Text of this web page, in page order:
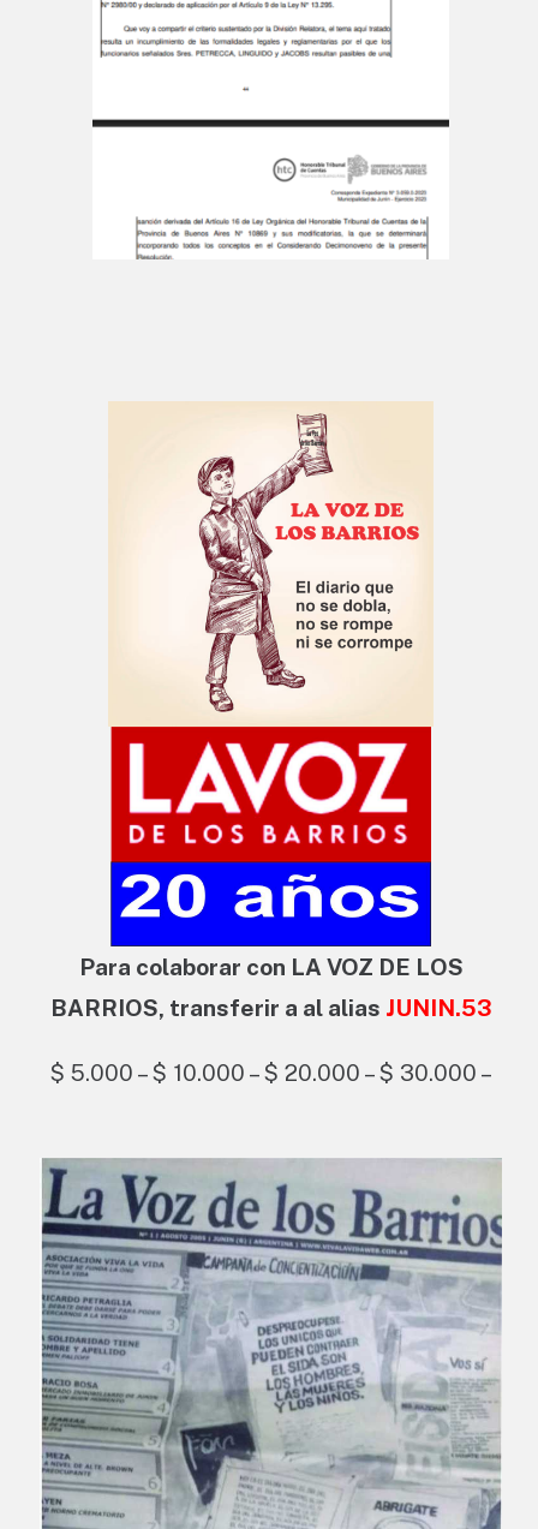
Para colaborar con LA VOZ DE LOS
BARRIOS, transferir a al alias JUNIN.53
$ 5.000 – $ 10.000 – $ 20.000 – $ 30.000 –